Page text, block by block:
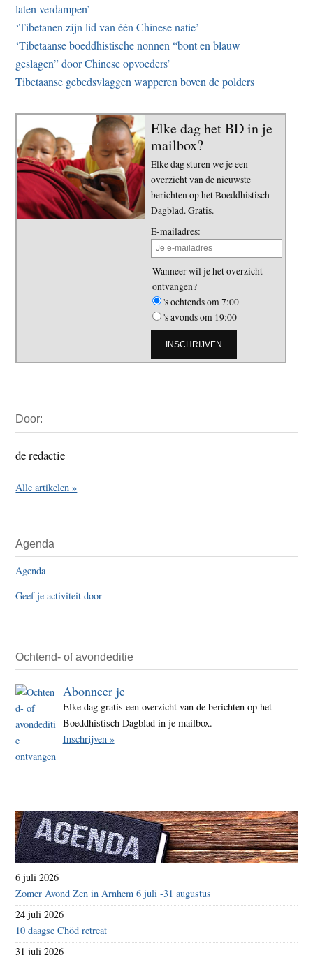
laten verdampen’
‘Tibetanen zijn lid van één Chinese natie’
‘Tibetaanse boeddhistische nonnen “bont en blauw
geslagen” door Chinese opvoeders’
Tibetaanse gebedsvlaggen wapperen boven de polders
Elke dag het BD in je
mailbox?
Elke dag sturen we je een
overzicht van de nieuwste
berichten op het Boeddhistisch
Dagblad. Gratis.
E-mailadres:
Wanneer wil je het overzicht
ontvangen?
's ochtends om 7:00
's avonds om 19:00
Sidebar
Door:
de redactie
Alle artikelen »
Agenda
Agenda
Geef je activiteit door
Ochtend- of avondeditie
Abonneer je
Elke dag gratis een overzicht van de berichten op het
Boeddhistisch Dagblad in je mailbox.
Inschrijven »
6 juli 2026
Zomer Avond Zen in Arnhem 6 juli -31 augustus
24 juli 2026
10 daagse Chöd retreat
31 juli 2026